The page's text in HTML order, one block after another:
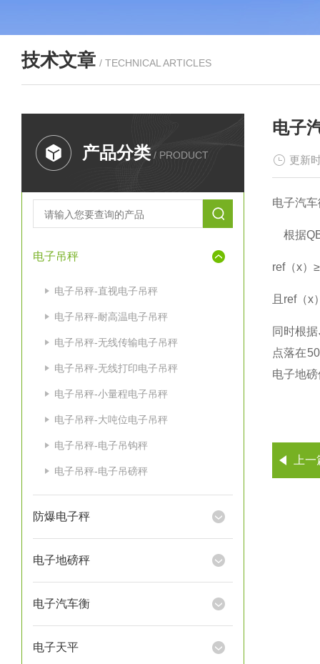
技术文章 / TECHNICAL ARTICLES
产品分类 / PRODUCT
电子吊秤
电子吊秤-直视电子吊秤
电子吊秤-耐高温电子吊秤
电子吊秤-无线传输电子吊秤
电子吊秤-无线打印电子吊秤
电子吊秤-小量程电子吊秤
电子吊秤-大吨位电子吊秤
电子吊秤-电子吊钩秤
电子吊秤-电子吊磅秤
防爆电子秤
电子地磅秤
电子汽车衡
电子天平
电子
更新
电子汽
根据
ref（x）
且ref（x
同时根
点落在
电子地
上